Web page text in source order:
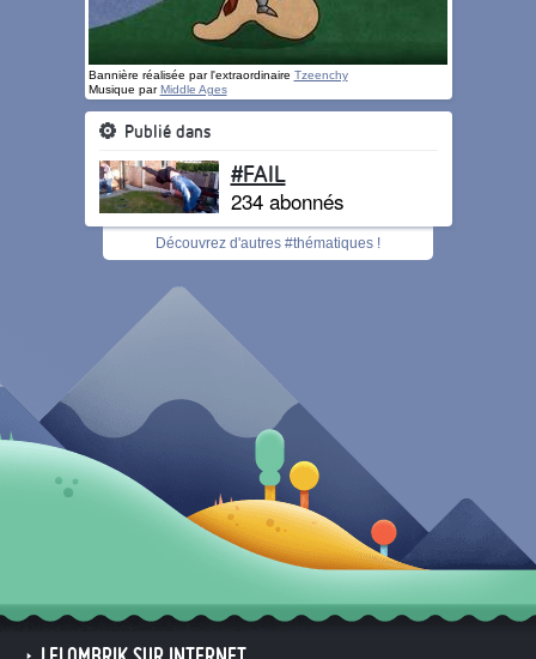
Bannière réalisée par l'extraordinaire Tzeenchy
Musique parMiddle Ages
Publié dans
#FAIL
234 abonnés
Découvrez d'autres #thématiques !